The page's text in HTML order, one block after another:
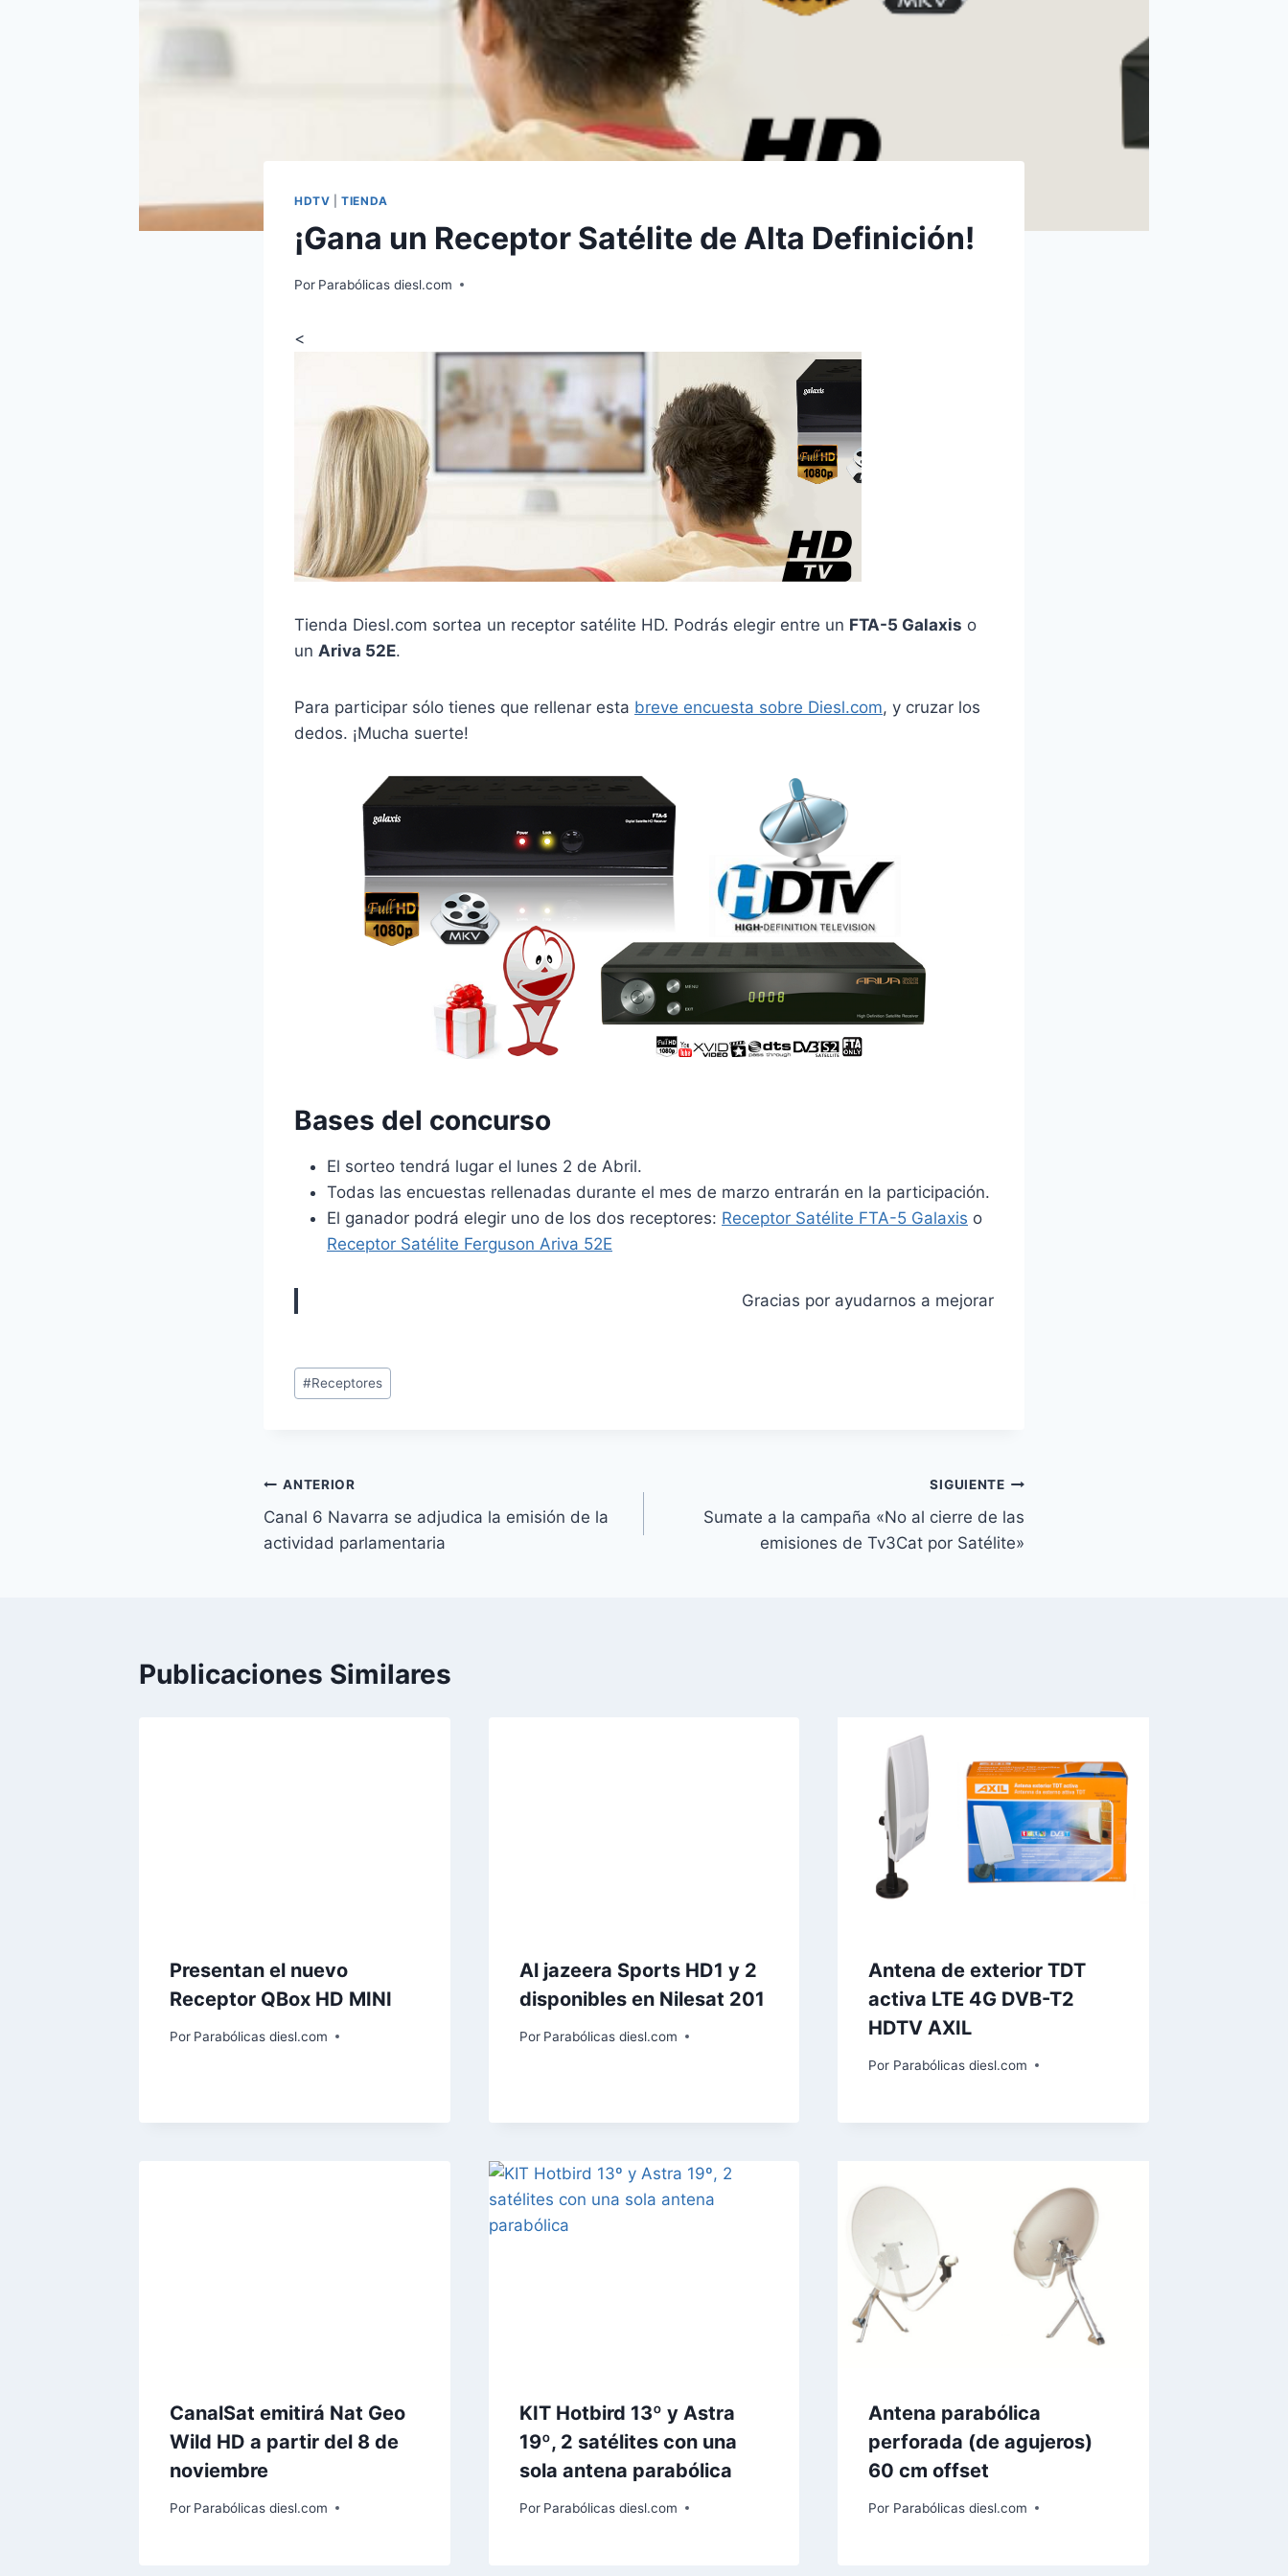
HDTV |TIENDA
¡Gana un Receptor Satélite de Alta Definición!
Por Parabólicas diesl.com
<
Tienda Diesl.com sortea un receptor satélite HD. Podrás elegir entre un FTA-5 Galaxis o
un Ariva 52E.
Para participar sólo tienes que rellenar esta breve encuesta sobre Diesl.com, y cruzar los
dedos. ¡Mucha suerte!
Bases del concurso
El sorteo tendrá lugar el lunes 2 de Abril.
Todas las encuestas rellenadas durante el mes de marzo entrarán en la participación.
El ganador podrá elegir uno de los dos receptores: Receptor Satélite FTA-5 Galaxis o
Receptor Satélite Ferguson Ariva 52E
Gracias por ayudarnos a mejorar
Etiquetas
de
#Receptores
Navegación
de
ANTERIOR
Canal 6 Navarra se adjudica la emisión de la
actividad parlamentaria
SIGUIENTE
Sumate a la campaña «No al cierre de las
emisiones de Tv3Cat por Satélite»
Publicaciones Similares
Presentan el nuevo
Receptor QBox HD MINI
Por Parabólicas diesl.com
Al jazeera Sports HD1 y 2
disponibles en Nilesat 201
Por Parabólicas diesl.com
Antena de exterior TDT
activa LTE 4G DVB-T2
HDTV AXIL
Por Parabólicas diesl.com
CanalSat emitirá Nat Geo
Wild HD a partir del 8 de
noviembre
Por Parabólicas diesl.com
KIT Hotbird 13º y Astra
19º, 2 satélites con una
sola antena parabólica
Por Parabólicas diesl.com
Antena parabólica
perforada (de agujeros)
60 cm offset
Por Parabólicas diesl.com